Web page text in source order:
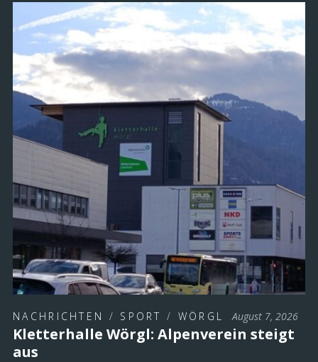
NACHRICHTEN / SPORT / WÖRGL August 7, 2026
Kletterhalle Wörgl: Alpenverein steigt
aus